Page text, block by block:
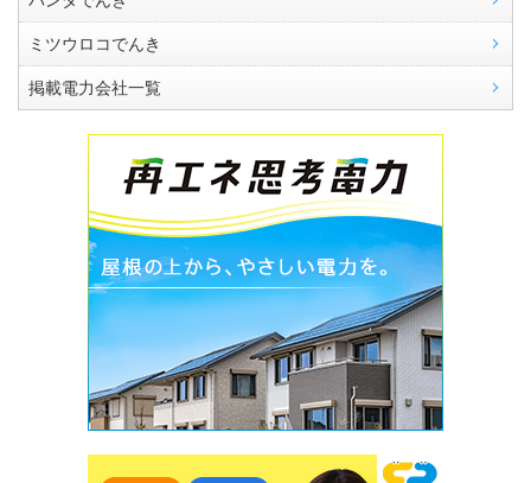
ミツウロコでんき
掲載電力会社一覧